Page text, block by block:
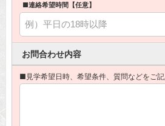
■連絡希望時間【任意】
お問合わせ内容
■見学希望日時、希望条件、質問などをご記